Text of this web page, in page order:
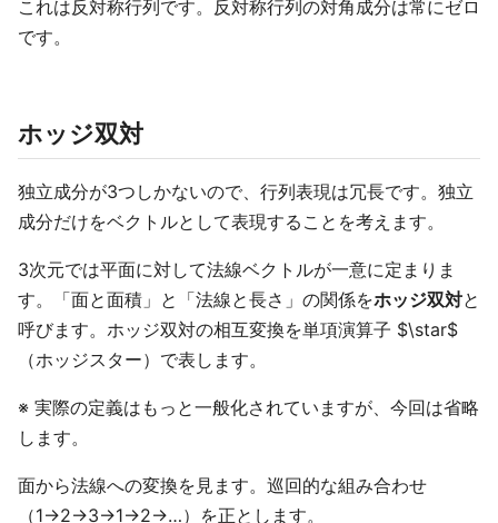
これは反対称行列です。反対称行列の対角成分は常にゼロ
です。
ホッジ双対
独立成分が3つしかないので、行列表現は冗長です。独立
成分だけをベクトルとして表現することを考えます。
3次元では平面に対して法線ベクトルが一意に定まりま
す。「面と面積」と「法線と長さ」の関係をホッジ双対と
呼びます。ホッジ双対の相互変換を単項演算子 $\star$
（ホッジスター）で表します。
※ 実際の定義はもっと一般化されていますが、今回は省略
します。
面から法線への変換を見ます。巡回的な組み合わせ
（1→2→3→1→2→…）を正とします。